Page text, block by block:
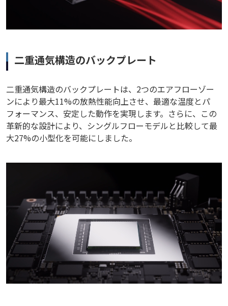
二重通気構造のバックプレート
二重通気構造のバックプレートは、2つのエアフローゾー
ンにより最大11%の放熱性能向上させ、最適な温度とパ
フォーマンス、安定した動作を実現します。さらに、この
革新的な設計により、シングルフローモデルと比較して最
大27%の小型化を可能にしました。